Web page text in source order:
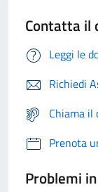
Contatta il
Leggi le
Richiedi
Chiama
Prenota
Problemi